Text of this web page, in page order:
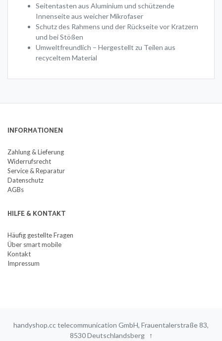
Seitentasten aus Aluminium und schützende
Innenseite aus weicher Mikrofaser
Schutz des Rahmens und der Rückseite vor Kratzern
und bei Stößen
Umweltfreundlich – Hergestellt zu Teilen aus
recyceltem Material
INFORMATIONEN
Zahlung & Lieferung
Widerrufsrecht
Service & Reparatur
Datenschutz
AGBs
HILFE & KONTAKT
Häufig gestellte Fragen
Über smart mobile
Kontakt
Impressum
handyshop.cc telecommunication GmbH, Frauentalerstraße 83,
8530 Deutschlandsberg
↑